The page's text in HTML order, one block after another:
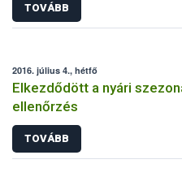
TOVÁBB
2016. július 4., hétfő
Elkezdődött a nyári
ellenőrzés
TOVÁBB